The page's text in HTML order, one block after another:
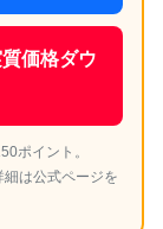
価格ダウ
ポイント。
は公式ページを